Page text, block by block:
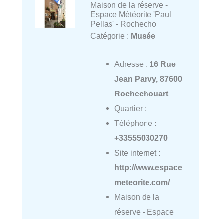
Maison de la réserve -
Espace Météorite 'Paul
Pellas' - Rochecho
Catégorie : Musée
Adresse : 16 Rue
Jean Parvy, 87600
Rochechouart
Quartier :
Téléphone :
+33555030270
Site internet :
http://www.espace
meteorite.com/
Maison de la
réserve - Espace